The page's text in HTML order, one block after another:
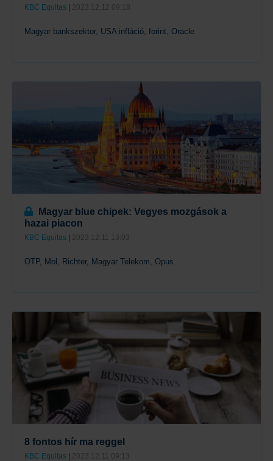
KBC Equitas 2023.12.12 09:18
Magyar bankszektor, USA infláció, forint, Oracle
Magyar blue chipek: Vegyes mozgások a
hazai piacon
KBC Equitas 2023.12.11 13:03
OTP, Mol, Richter, Magyar Telekom, Opus
8 fontos hír ma reggel
KBC Equitas | 2023.12.11 09:13